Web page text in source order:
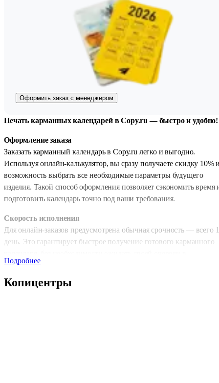
Оформить заказ с менеджером
Печать карманных календарей в Copy.ru — быстро и удобно!
Оформление заказа
Заказать карманный календарь в Copy.ru легко и выгодно.
Используя онлайн-калькулятор, вы сразу получаете скидку 10%
возможность выбрать все необходимые параметры будущего
изделия. Такой способ оформления позволяет сэкономить время
подготовить календарь точно под ваши требования.
Скорость исполнения
Для онлайн-заказов предусмотрена обычная срочность — всего 1
день. Это гарантирует быстрое получение готового карманного
копицентре. Такой сервис подходит как для индивидуальных,
и для корпоративных заказов.
Подробнее
Копицентры